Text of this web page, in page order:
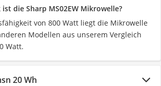
die Sharp MS02EW Mikrowelle?
von 800 Watt liegt die Mikrowelle
Modellen aus unserem Vergleich
Watt.
20 Wh